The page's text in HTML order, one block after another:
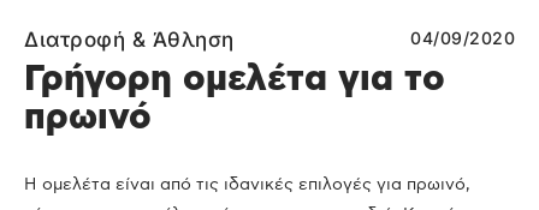
Διατροφή & Άθληση 04/09/2020
Γρήγορη ομελέτα για το
πρωινό
Η ομελέτα είναι από τις ιδανικές επιλογές για πρωινό,